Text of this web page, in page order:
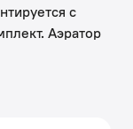
с
Аэратор
замены